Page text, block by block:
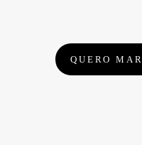
QUERO